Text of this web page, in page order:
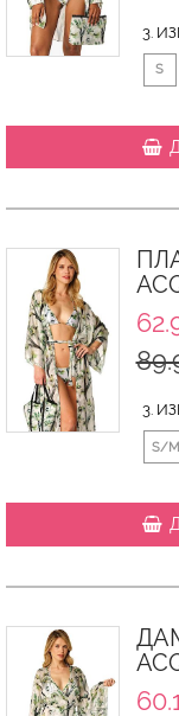
3.
S
3.
S/M